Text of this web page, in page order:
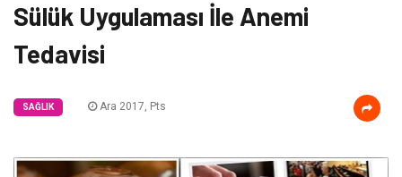
Sülük Uygulaması İle Anemi
Tedavisi
SAĞLIK Ara 2017, Pts